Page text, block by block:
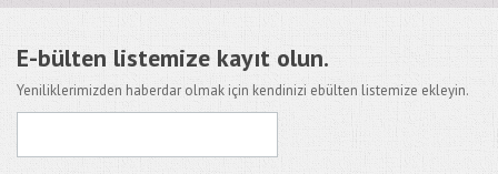
E-bülten listemize kayıt olun.
Yeniliklerimizden haberdar olmak için kendinizi ebülten listemize ekleyin.